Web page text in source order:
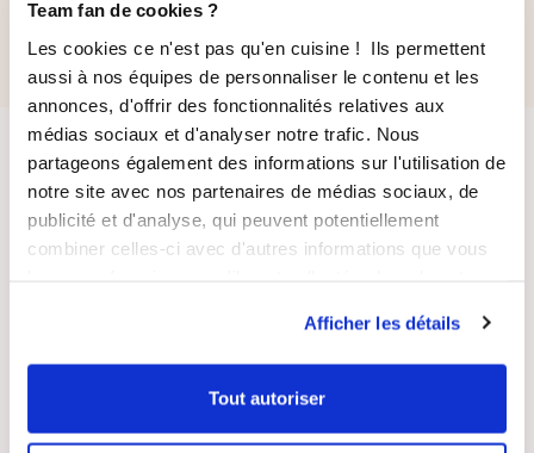
Team fan de cookies ?
Les cookies ce n'est pas qu'en cuisine ! Ils permettent
aussi à nos équipes de personnaliser le contenu et les
annonces, d'offrir des fonctionnalités relatives aux
médias sociaux et d'analyser notre trafic. Nous
partageons également des informations sur l'utilisation de
notre site avec nos partenaires de médias sociaux, de
publicité et d'analyse, qui peuvent potentiellement
combiner celles-ci avec d'autres informations que vous
Afficher les détails
Tout autoriser
112,70 €
SÉCURISÉ